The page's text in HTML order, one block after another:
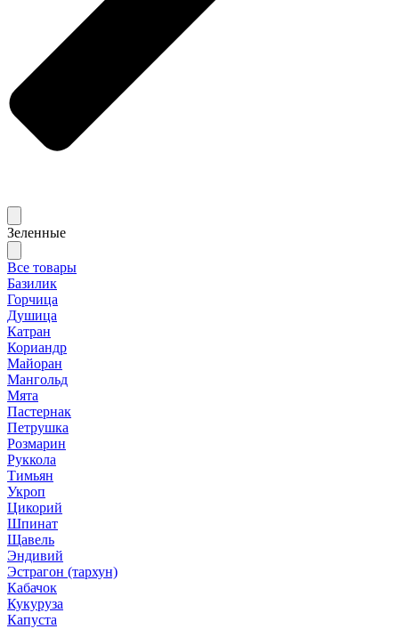
Зеленные
Все товары
Базилик
Горчица
Душица
Катран
Кориандр
Майоран
Мангольд
Мята
Пастернак
Петрушка
Розмарин
Руккола
Тимьян
Укроп
Цикорий
Шпинат
Щавель
Эндивий
Эстрагон (тархун)
Кабачок
Кукуруза
Капуста